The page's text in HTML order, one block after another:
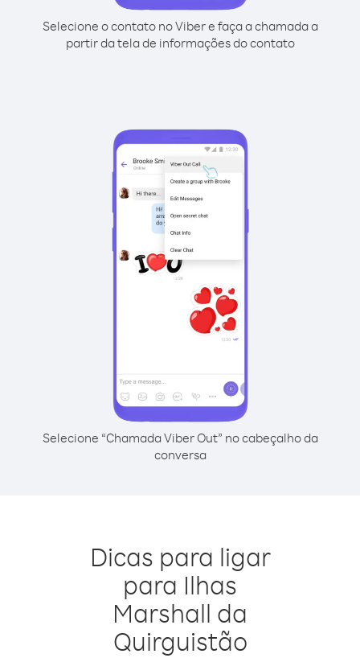
Selecione o contato no Viber e faça a chamada a
partir da tela de informações do contato
Selecione “Chamada Viber Out” no cabeçalho da
conversa
Dicas para ligar
para Ilhas
Marshall da
Quirguistão